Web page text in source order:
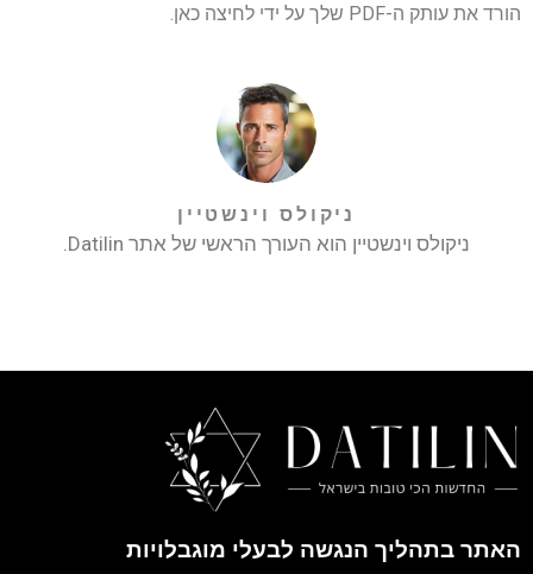
הורד את עותק ה-PDF שלך על ידי לחיצה כאן.
ניקולס וינשטיין
ניקולס וינשטיין הוא העורך הראשי של אתר Datilin.
האתר בתהליך הנגשה לבעלי מוגבלויות